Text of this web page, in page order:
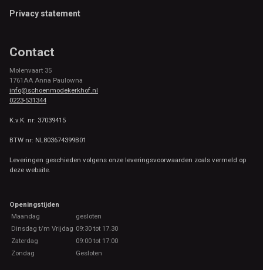
Privacy statement
Contact
Molenvaart 35
1761AA Anna Paulowna
info@schoenmodekerkhof.nl
0223-531344
K.v.K. nr: 37039415
BTW nr: NL803674399B01
Leveringen geschieden volgens onze leveringsvoorwaarden zoals vermeld op
deze website.
Openingstijden
Maandag
gesloten
Dinsdag t/m Vrijdag 09:30 tot 17.30
Zaterdag
09:00 tot 17:00
Zondag
Gesloten